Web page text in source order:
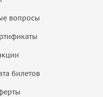
вопросы
билетов